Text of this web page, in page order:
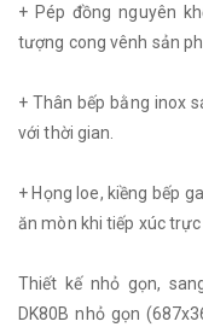
+ Pép đồng nguyên
tượng cong vênh sản
+ Thân bếp bằng inox
với thời gian.
+ Họng loe, kiềng bếp
ăn mòn khi tiếp xúc trực
Thiết kế nhỏ gọn,
DK80B nhỏ gọn